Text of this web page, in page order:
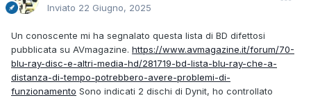
Inviato 22 Giugno, 2025
Un conoscente mi ha segnalato questa lista di BD difettosi
pubblicata su AVmagazine. https://www.avmagazine.it/forum/70-
blu-ray-disc-e-altri-media-hd/281719-bd-lista-blu-ray-che-a-
distanza-di-tempo-potrebbero-avere-problemi-di-
funzionamento Sono indicati 2 dischi di Dynit, ho controllato